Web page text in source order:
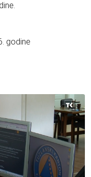
godine